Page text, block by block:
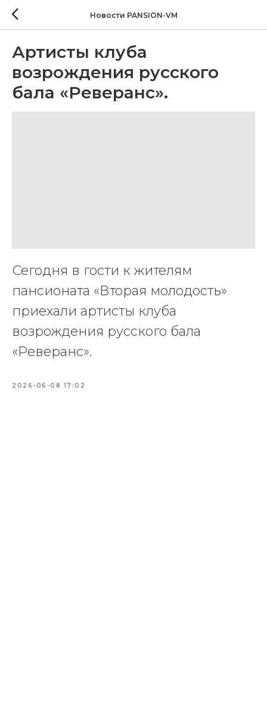
Новости PANSION-VM
Артисты клуба
возрождения русского
бала «Реверанс».
Сегодня в гости к жителям
пансионата «Вторая молодость»
приехали артисты клуба
возрождения русского бала
«Реверанс».
2026-06-08 17:02